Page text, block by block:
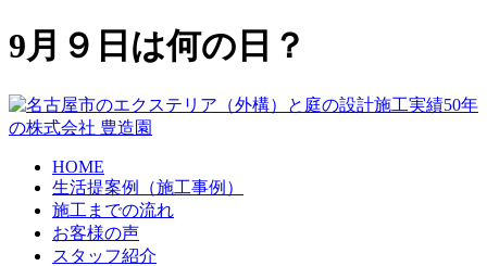
9月９日は何の日？
HOME
生活提案例（施工事例）
施工までの流れ
お客様の声
スタッフ紹介